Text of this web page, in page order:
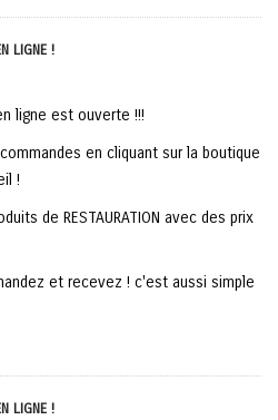
LIGNE !
ligne est ouverte !!!
en cliquant sur la boutique
!
de RESTAURATION avec des prix
et recevez ! c'est aussi simple
LIGNE !